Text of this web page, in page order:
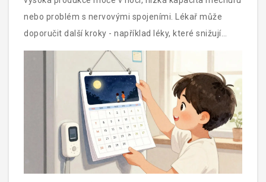
nebo problém s nervovými spojeními. Lékař může
doporučit další kroky - například léky, které snižují
produkci moče, nebo fyzikální terapii.